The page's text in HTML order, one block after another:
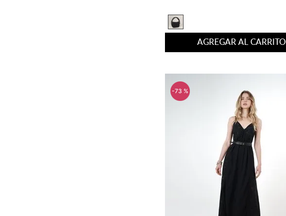
AGREGAR AL CARRITO
-73 %